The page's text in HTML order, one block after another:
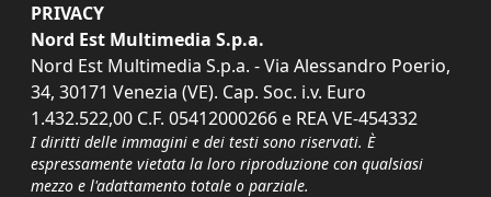
PRIVACY
Nord Est Multimedia S.p.a.
Nord Est Multimedia S.p.a. - Via Alessandro Poerio,
34, 30171 Venezia (VE). Cap. Soc. i.v. Euro
1.432.522,00 C.F. 05412000266 e REA VE-454332
I diritti delle immagini e dei testi sono riservati. È
espressamente vietata la loro riproduzione con qualsiasi
mezzo e l'adattamento totale o parziale.